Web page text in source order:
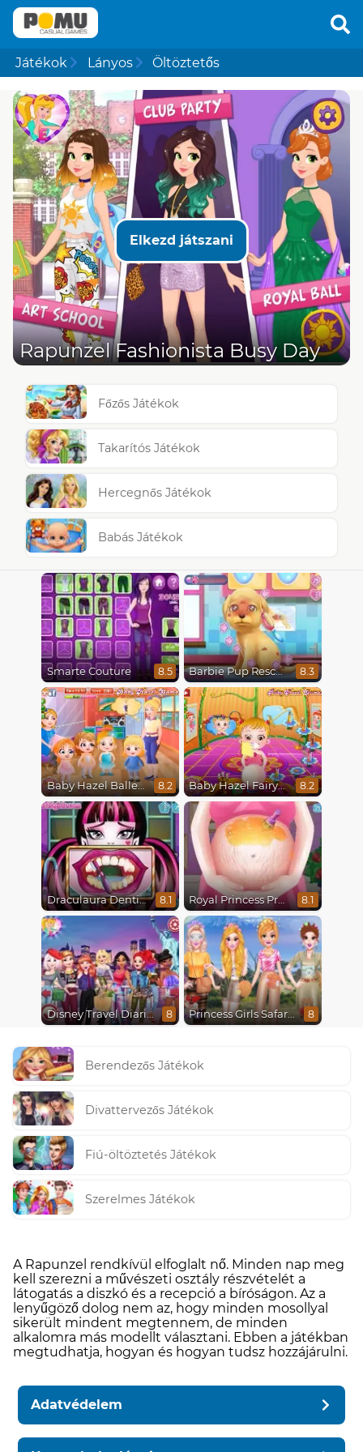
Játékok Lányos Öltöztetős
Elkezd játszani
Rapunzel Fashionista Busy Day
Főzős Játékok
Takarítós Játékok
Hercegnős Játékok
Babás Játékok
Smarte Couture 8.5 Barbie Pup Rescue 8.3
Baby Hazel Ballerina Dance 8.2 Baby Hazel Fairyland Ballet 8.2
Draculaura Dentist 8.1 Royal Princess Pregnant 8.1
Disney Travel Diaries: City Break 8 Princess Girls Safari Trip 8
Berendezős Játékok
Divattervezős Játékok
Fiú-öltöztetés Játékok
Szerelmes Játékok
A Rapunzel rendkívül elfoglalt nő. Minden nap meg
kell szerezni a művészeti osztály részvételét a
látogatás a diszkó és a recepció a bíróságon. Az a
lenyűgöző dolog nem az, hogy minden mosollyal
sikerült mindent megtennem, de minden
alkalomra más modellt választani. Ebben a játékban
megtudhatja, hogyan és hogyan tudsz hozzájárulni.
Adatvédelem